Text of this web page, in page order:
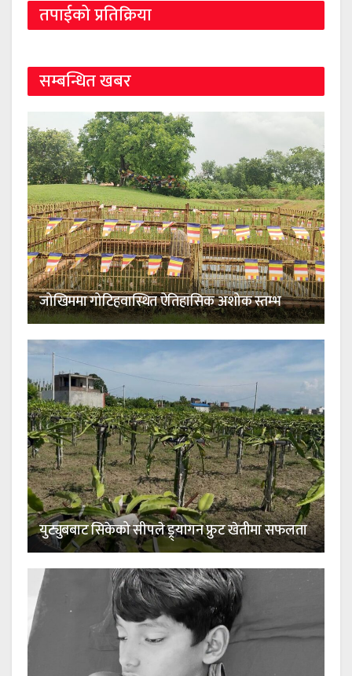
तपाईको प्रतिक्रिया
सम्बन्धित खबर
जोखिममा गोटिहवास्थित ऐतिहासिक अशोक स्तम्भ
युट्युबबाट सिकेको सीपले ड्र्यागन फ्रुट खेतीमा सफलता